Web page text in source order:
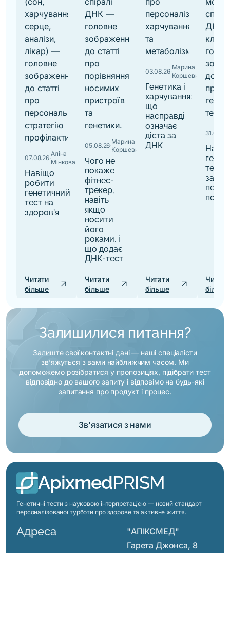
07.08.26·
Аліна
Мінкова
Навіщо
робити
генетичний
тест на
здоров’я
Читати
більше
arrow_outward
05.08.26·
Марина
Коршевнюк
Чого не
покаже
фітнес-
трекер,
навіть
якщо
носити
його
роками, і
що додає
ДНК-тест
Читати
більше
arrow_outward
03.08.26·
Марина
Коршевнюк
Генетика і
харчування:
що
насправді
означає
дієта за
ДНК
Читати
більше
arrow_outward
31.07.26
перед
Читати
більше
Залишилися питання?
Залиште свої контактні дані — наші спеціалісти
зв’яжуться з вами найближчим часом. Ми
допоможемо розібратися у пропозиціях, підібрати тест
відповідно до вашого запиту і відповімо на будь-які
запитання про продукт і процес.
Зв'язатися з нами
ApixmedPRISM
Генетичні тести з науковою інтерпретацією — новий стандарт
персоналізованої турботи про здорове та активне життя.
Адреса
"АПІКСМЕД"
Гарета Джонса, 8